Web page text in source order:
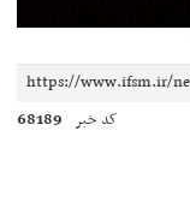
کد خبر 68189